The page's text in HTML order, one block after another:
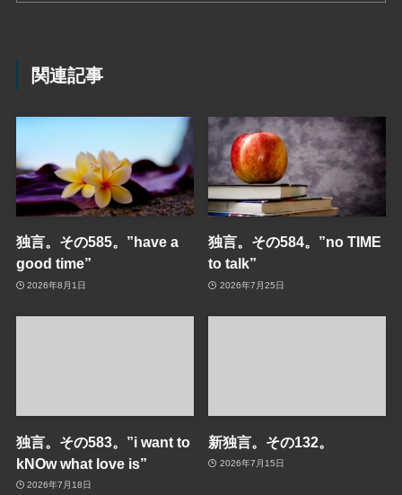
関連記事
独言。その585。”have a
good time”
2026年8月1日
独言。その584。”no TIME
to talk”
2026年7月25日
独言。その583。”i want to
kNOw what love is”
2026年7月18日
新独言。その132。
2026年7月15日